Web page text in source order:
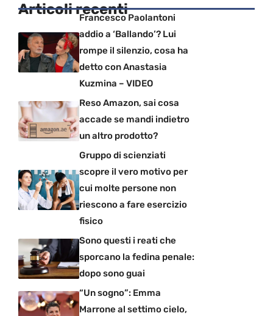
Articoli recentiFrancesco Paolantoni
addio a ‘Ballando’? Lui
rompe il silenzio, cosa ha
detto con Anastasia
Kuzmina – VIDEO
Reso Amazon, sai cosa
accade se mandi indietro
un altro prodotto?
Gruppo di scienziati
scopre il vero motivo per
cui molte persone non
riescono a fare esercizio
fisico
Sono questi i reati che
sporcano la fedina penale:
dopo sono guai
“Un sogno”: Emma
Marrone al settimo cielo,